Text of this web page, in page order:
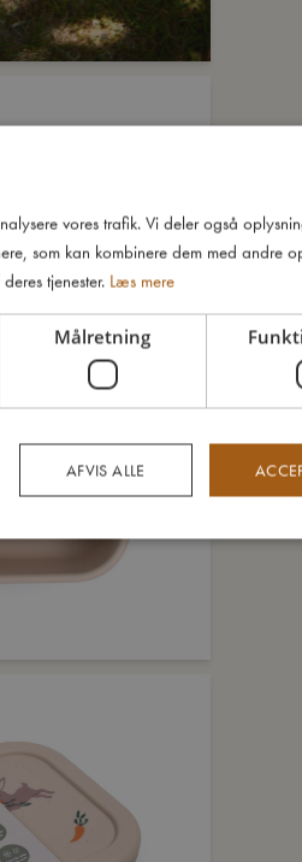
vores trafik. Vi deler også
som kan kombinere dem med andre
tjenester. Læs mere
Målretning
AFVIS ALLE